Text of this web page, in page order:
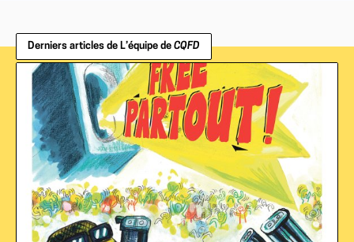
Derniers articles de L’équipe de CQFD